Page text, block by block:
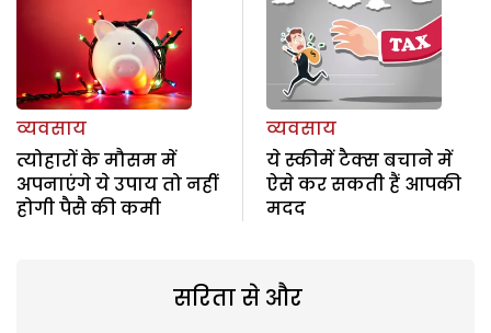
व्यवसाय
त्योहारों के मौसम में
अपनाएंगे ये उपाय तो नहीं
होगी पैसै की कमी
व्यवसाय
ये स्कीमें टैक्स बचाने में
ऐसे कर सकती हैं आपकी
मदद
सरिता से और